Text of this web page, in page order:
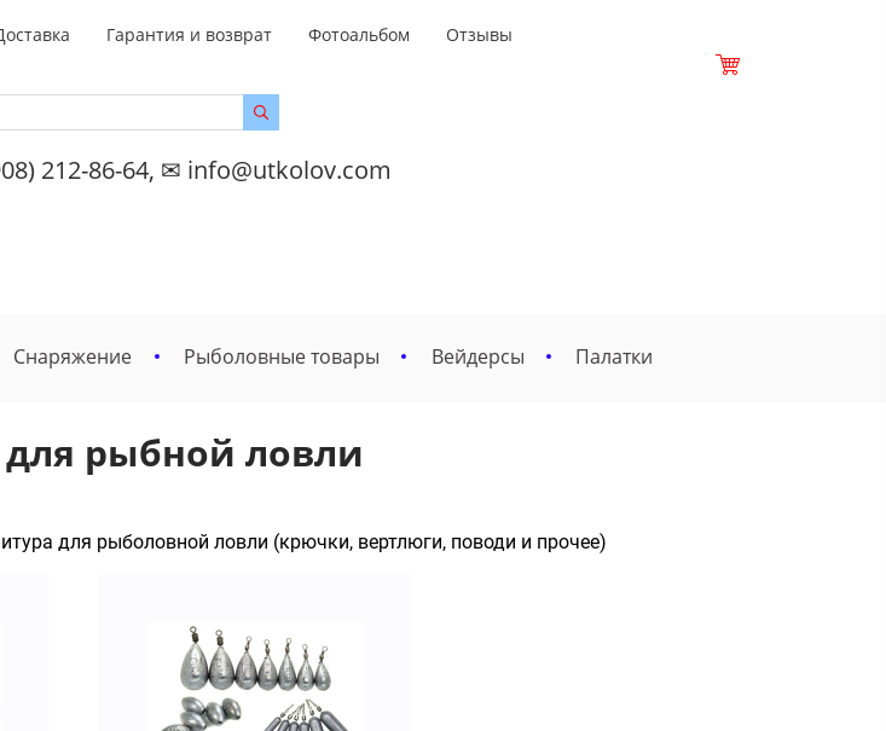
Гарантия и возврат Фотоальбом
Отзывы
212-86-64, ✉ info@utkolov.com
Снаряжение Рыболовные товары Вейдерсы Палатки
рыбной ловли
для рыболовной ловли (крючки, вертлюги, поводи и прочее)